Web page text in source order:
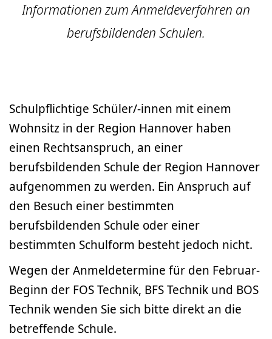
Informationen zum Anmeldeverfahren an
berufsbildenden Schulen.
Schulpflichtige Schüler/-innen mit einem
Wohnsitz in der Region Hannover haben
einen Rechtsanspruch, an einer
berufsbildenden Schule der Region Hannover
aufgenommen zu werden. Ein Anspruch auf
den Besuch einer bestimmten
berufsbildenden Schule oder einer
bestimmten Schulform besteht jedoch nicht.
Wegen der Anmeldetermine für den Februar-
Beginn der FOS Technik, BFS Technik und BOS
Technik wenden Sie sich bitte direkt an die
betreffende Schule.